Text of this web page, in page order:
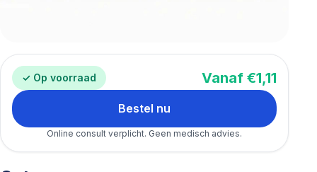
✓ Op voorraad Vanaf €1,11
Bestel nu
Online consult verplicht. Geen medisch advies.